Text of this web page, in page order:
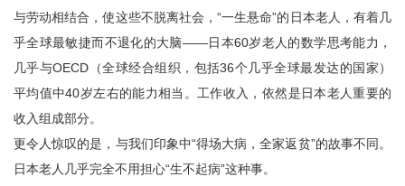
与劳动相结合，使这些不脱离社会，“一生悬命”的日本老人，有着几
乎全球最敏捷而不退化的大脑——日本60岁老人的数学思考能力，
几乎与OECD（全球经合组织，包括36个几乎全球最发达的国家）
平均值中40岁左右的能力相当。工作收入，依然是日本老人重要的
收入组成部分。
更令人惊叹的是，与我们印象中“得场大病，全家返贫”的故事不同。
日本老人几乎完全不用担心“生不起病”这种事。